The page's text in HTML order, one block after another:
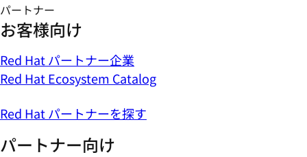
パートナー
お客様向け
Red Hat パートナー企業
Red Hat Ecosystem Catalog
Red Hat パートナーを探す
パートナー向け